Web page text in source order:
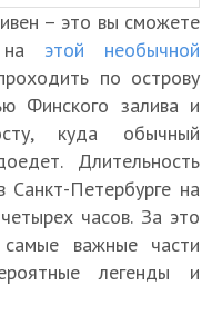
– это вы сможете
на этой необычной
по острову
Финского залива и
куда обычный
Длительность
Санкт-Петербурге на
часов. За это
важные части
легенды и